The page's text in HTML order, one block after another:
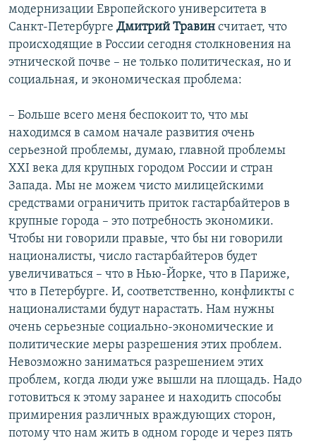
модернизации Европейского университета в
Санкт-Петербурге Дмитрий Травин считает, что
происходящие в России сегодня столкновения на
этнической почве – не только политическая, но и
социальная, и экономическая проблема:
– Больше всего меня беспокоит то, что мы
находимся в самом начале развития очень
серьезной проблемы, думаю, главной проблемы
XXI века для крупных городом России и стран
Запада. Мы не можем чисто милицейскими
средствами ограничить приток гастарбайтеров в
крупные города – это потребность экономики.
Чтобы ни говорили правые, что бы ни говорили
националисты, число гастарбайтеров будет
увеличиваться – что в Нью-Йорке, что в Париже,
что в Петербурге. И, соответственно, конфликты с
националистами будут нарастать. Нам нужны
очень серьезные социально-экономические и
политические меры разрешения этих проблем.
Невозможно заниматься разрешением этих
проблем, когда люди уже вышли на площадь. Надо
готовиться к этому заранее и находить способы
примирения различных враждующих сторон,
потому что нам жить в одном городе и через пять